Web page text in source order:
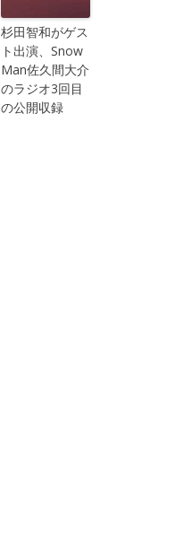
杉田智和がゲス
ト出演、Snow
Man佐久間大介
のラジオ3回目
の公開収録